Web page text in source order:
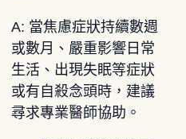
A: 當焦慮症狀持續數週
或數月、嚴重影響日常
生活、出現失眠等症狀
或有自殺念頭時，建議
尋求專業醫師協助。